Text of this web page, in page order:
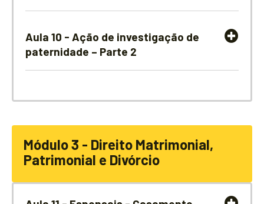
Aula 10 - Ação de investigação de
paternidade – Parte 2
Módulo 3 - Direito Matrimonial,
Patrimonial e Divórcio